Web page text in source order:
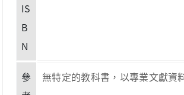
IS
B
N
參
無特定的教科書，以專業文獻